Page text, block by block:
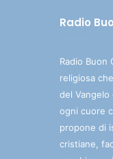
Radio
Radio Buon
religiosa
del Vangelo
ogni cuore
propone di
cristiane,